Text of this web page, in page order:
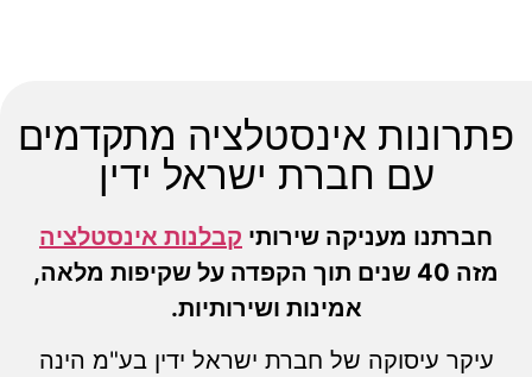
פתרונות אינסטלציה מתקדמים
עם חברת ישראל ידין
חברתנו מעניקה שירותי קבלנות אינסטלציה
מזה 40 שנים תוך הקפדה על שקיפות מלאה,
אמינות ושירותיות.
עיקר עיסוקה של חברת ישראל ידין בע"מ הינה